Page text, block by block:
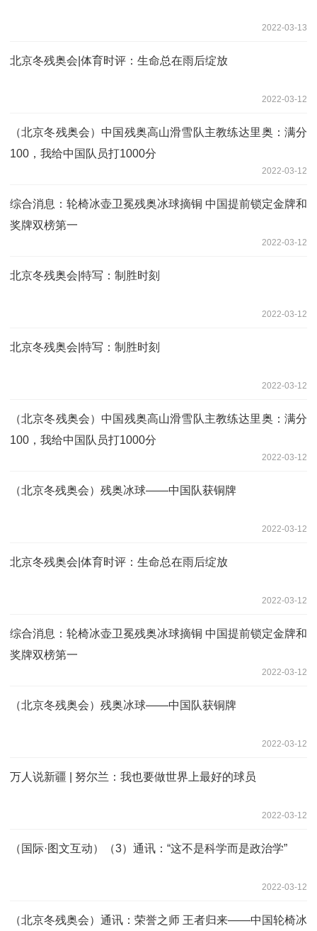
2022-03-13
北京冬残奥会|体育时评：生命总在雨后绽放
2022-03-12
（北京冬残奥会）中国残奥高山滑雪队主教练达里奥：满分
100，我给中国队员打1000分
2022-03-12
综合消息：轮椅冰壶卫冕残奥冰球摘铜 中国提前锁定金牌和
奖牌双榜第一
2022-03-12
北京冬残奥会|特写：制胜时刻
2022-03-12
北京冬残奥会|特写：制胜时刻
2022-03-12
（北京冬残奥会）中国残奥高山滑雪队主教练达里奥：满分
100，我给中国队员打1000分
2022-03-12
（北京冬残奥会）残奥冰球——中国队获铜牌
2022-03-12
北京冬残奥会|体育时评：生命总在雨后绽放
2022-03-12
综合消息：轮椅冰壶卫冕残奥冰球摘铜 中国提前锁定金牌和
奖牌双榜第一
2022-03-12
（北京冬残奥会）残奥冰球——中国队获铜牌
2022-03-12
万人说新疆 | 努尔兰：我也要做世界上最好的球员
2022-03-12
（国际·图文互动）（3）通讯：“这不是科学而是政治学”
2022-03-12
（北京冬残奥会）通讯：荣誉之师 王者归来——中国轮椅冰